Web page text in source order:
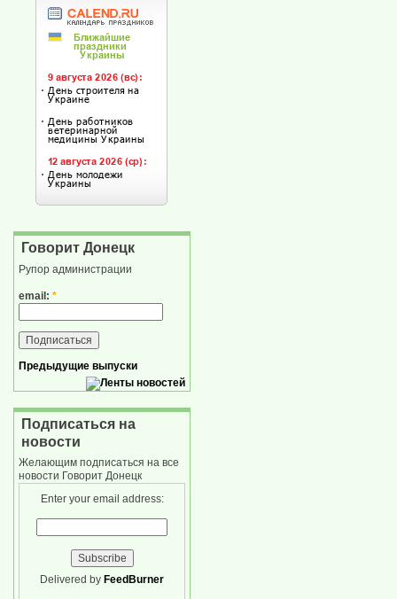
Говорит Донецк
Рупор администрации
email: *
Предыдущие выпуски
Подписаться на
новости
Желающим подписаться на все
новости Говорит Донецк
Enter your email address:
Delivered by FeedBurner